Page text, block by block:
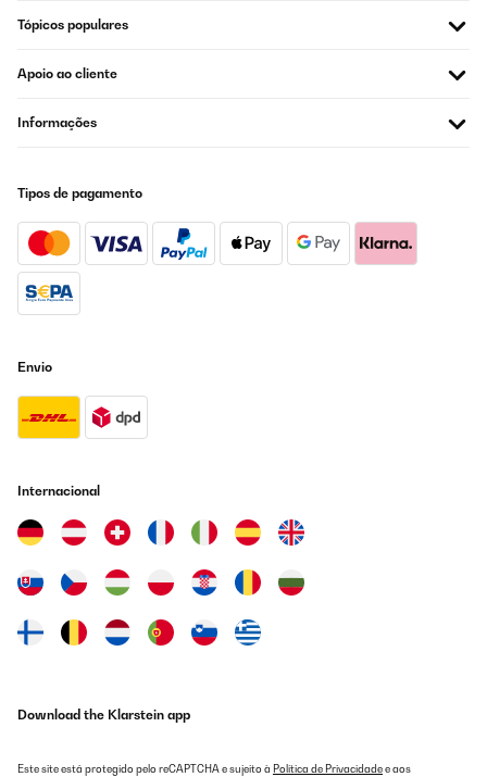
Tópicos populares
Apoio ao cliente
Informações
Tipos de pagamento
Envio
Internacional
Download the Klarstein app
Este site está protegido pelo reCAPTCHA e sujeito à Política de Privacidadee aos